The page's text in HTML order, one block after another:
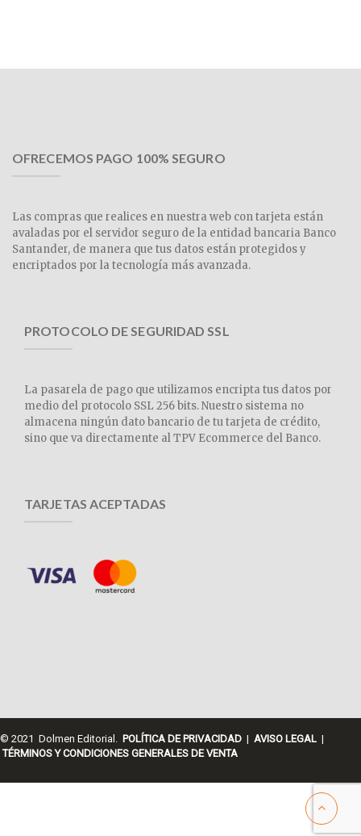
OFRECEMOS PAGO 100% SEGURO
Las compras que realices en nuestra web con tarjeta están
avaladas por el servidor seguro de la entidad bancaria Banco
Santander, de manera que tus datos están protegidos y
encriptados por la tecnología más avanzada.
PROTOCOLO DE SEGURIDAD SSL
La pasarela de pago que utilizamos encripta tus datos por
medio del protocolo SSL 256 bits. Nuestro sistema no
almacena ningún dato bancario de tu tarjeta de crédito,
sino que va directamente al TPV Ecommerce del Banco.
TARJETAS ACEPTADAS
© 2021 Dolmen Editorial. POLÍTICA DE PRIVACIDAD | AVISO LEGAL |
TÉRMINOS Y CONDICIONES GENERALES DE VENTA